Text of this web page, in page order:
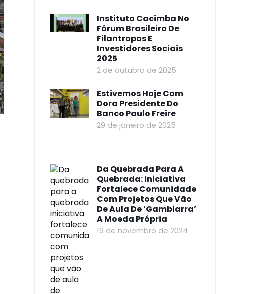
Instituto Cacimba No
Fórum Brasileiro De
Filantropos E
Investidores Sociais
2025
2 de outubro de 2025
Estivemos Hoje Com
Dora Presidente Do
Banco Paulo Freire
29 de janeiro de 2025
Da Quebrada Para A
Quebrada: Iniciativa
Fortalece Comunidade
Com Projetos Que Vão
De Aula De ‘gambiarra’
A Moeda Própria
19 de novembro de 2024